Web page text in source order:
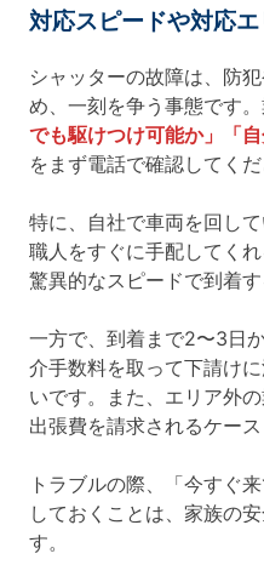
対応スピードや対応
シャッターの故障は、防
め、一刻を争う事態です
でも駆けつけ可能か」「
をまず電話で確認してくだ
特に、自社で車両を回し
職人をすぐに手配してく
驚異的なスピードで到着す
一方で、到着まで2〜3日
介手数料を取って下請け
いです。また、エリア外
出張費を請求されるケース
トラブルの際、「今すぐ
しておくことは、家族の
す。